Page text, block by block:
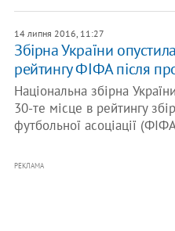
14 липня 2016, 11:27
Збірна України
рейтингу ФІФА після
Національна збірна
30-те місце в рейтингу
футбольної асоціації
РЕКЛАМА